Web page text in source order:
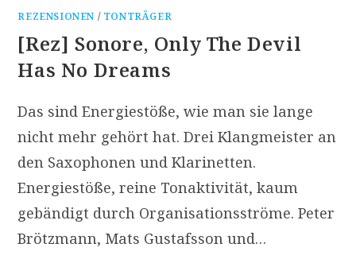
REZENSIONEN / TONTRÄGER
[Rez] Sonore, Only The Devil
Has No Dreams
Das sind Energiestöße, wie man sie lange
nicht mehr gehört hat. Drei Klangmeister an
den Saxophonen und Klarinetten.
Energiestöße, reine Tonaktivität, kaum
gebändigt durch Organisationsströme. Peter
Brötzmann, Mats Gustafsson und…